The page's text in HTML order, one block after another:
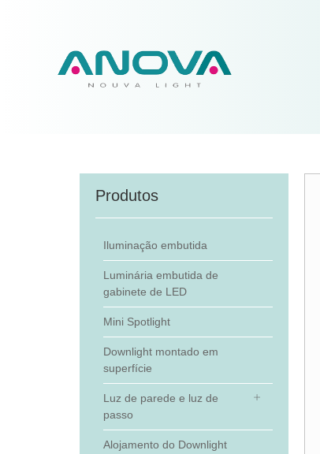
Produtos
Iluminação embutida
Luminária embutida de
gabinete de LED
Mini Spotlight
Downlight montado em
superfície
Luz de parede e luz de
passo
Alojamento do Downlight